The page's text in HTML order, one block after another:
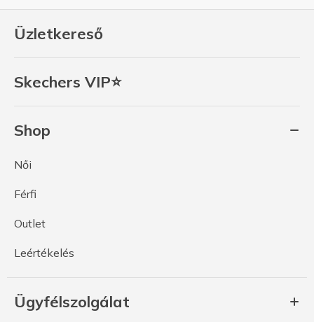
Üzletkereső
Skechers VIP⭐
Shop
Női
Férfi
Outlet
Leértékelés
Ügyfélszolgálat